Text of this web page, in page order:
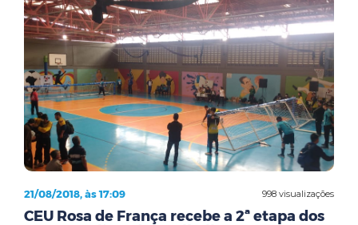
998 visualizações
21/08/2018, às 17:09
CEU Rosa de França recebe a 2ª etapa dos